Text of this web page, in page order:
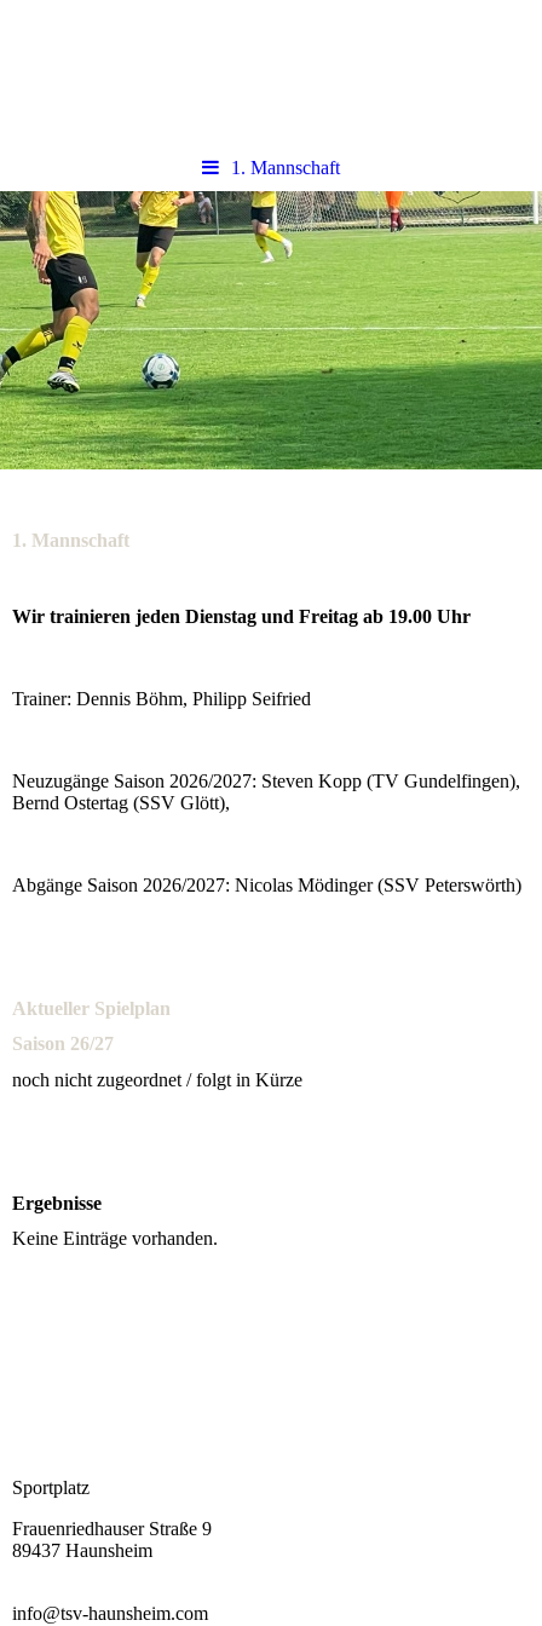
1. Mannschaft
1. Mannschaft
Wir trainieren jeden Dienstag und Freitag ab 19.00 Uhr
Trainer: Dennis Böhm, Philipp Seifried
Neuzugänge Saison 2026/2027: Steven Kopp (TV Gundelfingen),
Bernd Ostertag (SSV Glött),
Abgänge Saison 2026/2027: Nicolas Mödinger (SSV Peterswörth)
Aktueller Spielplan
Saison 26/27
noch nicht zugeordnet / folgt in Kürze
Ergebnisse
Keine Einträge vorhanden.
Sportplatz
Frauenriedhauser Straße 9
89437 Haunsheim
info@tsv-haunsheim.com